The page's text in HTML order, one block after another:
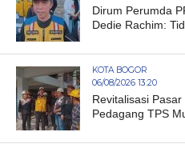
Dirum Perumda
Dedie Rachim:
KOTA BOGOR
06/08/2026 13:20
Revitalisasi
Pedagang TPS